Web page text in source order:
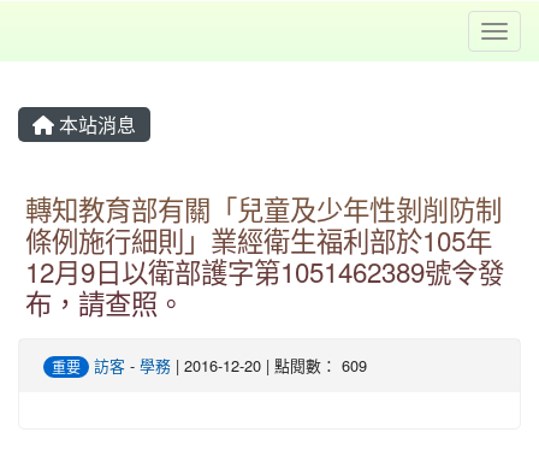
本站消息
轉知教育部有關「兒童及少年性剝削防制
條例施行細則」業經衛生福利部於105年
12月9日以衛部護字第1051462389號令發
布，請查照。
重要 訪客 - 學務 | 2016-12-20 | 點閱數： 609